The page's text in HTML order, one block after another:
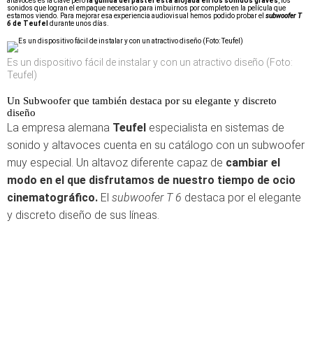
sonidos que logran el empaque necesario para imbuirnos por completo en la película que
estamos viendo. Para mejorar esa experiencia audiovisual hemos podido probar el subwoofer T
6 de Teufel durante unos días.
Es un dispositivo fácil de instalar y con un atractivo diseño (Foto:
Teufel)
Un Subwoofer que también destaca por su elegante y discreto
diseño
La empresa alemana Teufel especialista en sistemas de
sonido y altavoces cuenta en su catálogo con un subwoofer
muy especial. Un altavoz diferente capaz de cambiar el
modo en el que disfrutamos de nuestro tiempo de ocio
cinematográfico. El subwoofer T 6 destaca por el elegante
y discreto diseño de sus líneas.